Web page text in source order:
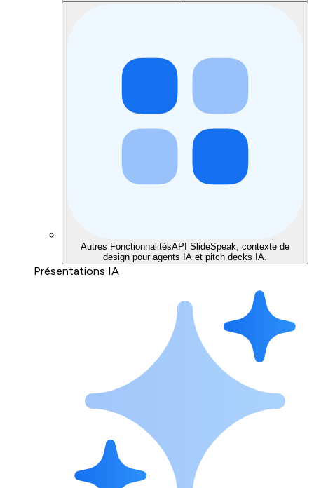
Autres FonctionnalitésAPI SlideSpeak, contexte de
design pour agents IA et pitch decks IA.
Présentations IA